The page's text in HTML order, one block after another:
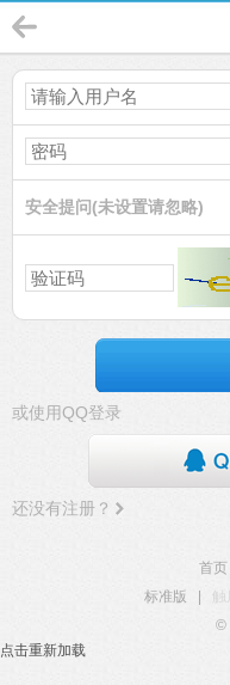
安全提问(未设置请忽略)
或使用QQ登录
还没有注册？
首页
标准版
©
点击重新加载